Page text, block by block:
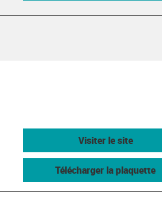
Visiter le site
Télécharger la plaquette